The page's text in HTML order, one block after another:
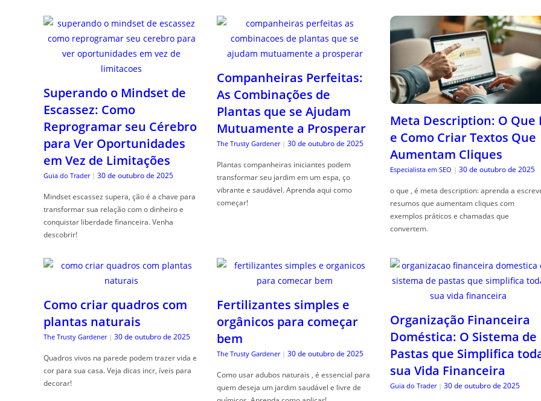
Superando o Mindset de
Escassez: Como
Reprogramar seu Cérebro
para Ver Oportunidades
em Vez de Limitações
Guia do Trader | 30 de outubro de 2025
Mindset escassez supera, ção é a chave para
transformar sua relação com o dinheiro e
conquistar liberdade financeira. Venha
descobrir!
Companheiras Perfeitas:
As Combinações de
Plantas que se Ajudam
Mutuamente a Prosperar
The Trusty Gardener | 30 de outubro de 2025
Plantas companheiras iniciantes podem
transformar seu jardim em um espa, ço
vibrante e saudável. Aprenda aqui como
começar!
Meta Description: O Que
e Como Criar Textos Que
Aumentam Cliques
Especialista em SEO | 30 de outubro de 2025
o que , é meta description: aprenda a
resumos que aumentam cliques com
exemplos práticos e chamadas que
convertem.
Como criar quadros com
plantas naturais
The Trusty Gardener | 30 de outubro de 2025
Quadros vivos na parede podem trazer vida e
cor para sua casa. Veja dicas incr, íveis para
decorar!
Fertilizantes simples e
orgânicos para começar
bem
The Trusty Gardener | 30 de outubro de 2025
Como usar adubos naturais , é essencial para
quem deseja um jardim saudável e livre de
Organização Financeira
Doméstica: O Sistema de
Pastas que Simplifica
sua Vida Financeira
Guia do Trader | 30 de outubro de 2025